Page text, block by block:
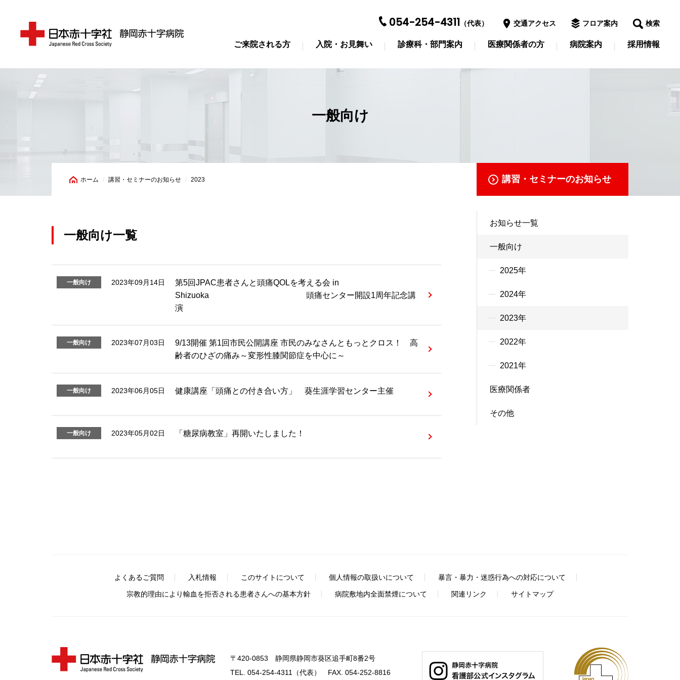
054-254-4311 （代表） 交通アクセス フロア案内 検索
ご来院される方 入院・お見舞い 診療科・部門案内 医療関係者の方 病院案内 採用情報
一般向け
ホーム 講習・セミナーのお知らせ 2023
一般向け一覧
一般向け 2023年09月14日
第5回JPAC患者さんと頭痛QOLを考える会 in
Shizuoka 頭痛センター開設1周年記念講
演
一般向け 2023年07月03日
9/13開催 第1回市民公開講座 市民のみなさんともっとクロス！ 高
齢者のひざの痛み～変形性膝関節症を中心に～
一般向け 2023年06月05日 健康講座「頭痛との付き合い方」 葵生涯学習センター主催
一般向け 2023年05月02日 「糖尿病教室」再開いたしました！
講習・セミナーのお知らせ
お知らせ一覧
一般向け
2025年
2024年
2023年
2022年
2021年
医療関係者
その他
よくあるご質問 入札情報 このサイトについて 個人情報の取扱いについて 暴言・暴力・迷惑行為への対応について
宗教的理由により輸血を拒否される患者さんへの基本方針 病院敷地内全面禁煙について 関連リンク サイトマップ
〒420-0853 静岡県静岡市葵区追手町8番2号
TEL. 054-254-4311（代表） FAX. 054-252-8816